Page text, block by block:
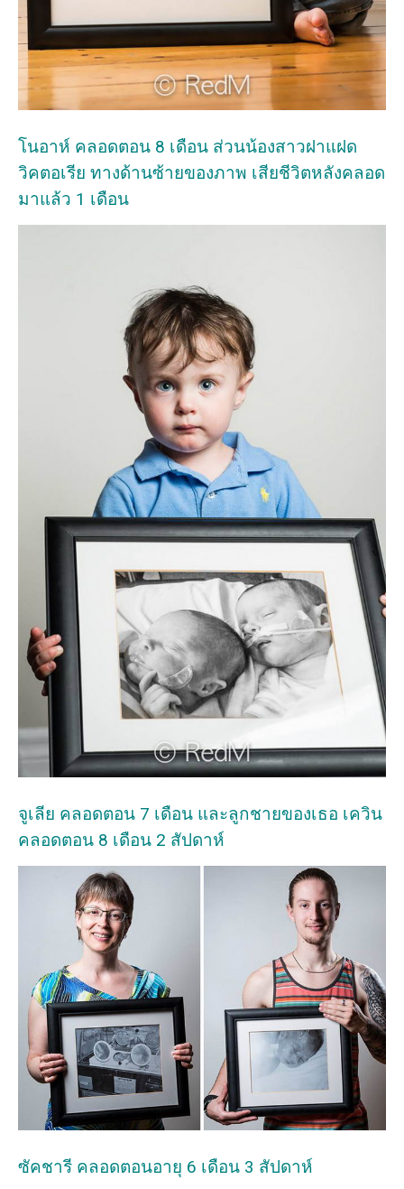
โนอาห์ คลอดตอน 8 เดือน ส่วนน้องสาวฝาแฝด
วิคตอเรีย ทางด้านซ้ายของภาพ เสียชีวิตหลังคลอด
มาแล้ว 1 เดือน
จูเลีย คลอดตอน 7 เดือน และลูกชายของเธอ เควิน
คลอดตอน 8 เดือน 2 สัปดาห์
ซัคชารี คลอดตอนอายุ 6 เดือน 3 สัปดาห์